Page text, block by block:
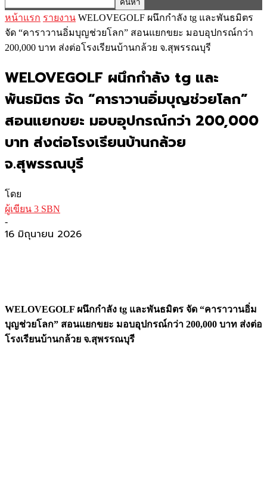
หน้าแรก รายงาน WELOVEGOLF ผนึกกำลัง tg และพันธมิตร
จัด “คาราวานอิ่มบุญช่วยโลก” สอนแยกขยะ มอบอุปกรณ์กว่า
200,000 บาท ส่งต่อโรงเรียนบ้านกล้วย จ.สุพรรณบุรี
WELOVEGOLF ผนึกกำลัง tg และ
พันธมิตร จัด “คาราวานอิ่มบุญช่วยโลก”
สอนแยกขยะ มอบอุปกรณ์กว่า 200,000
บาท ส่งต่อโรงเรียนบ้านกล้วย
จ.สุพรรณบุรี
โดย
ผู้เขียน 3 SBN
-
16 มิถุนายน 2026
WELOVEGOLF ผนึกกำลัง tg และพันธมิตร จัด “คาราวานอิ่ม
บุญช่วยโลก” สอนแยกขยะ มอบอุปกรณ์กว่า 200,000 บาท ส่งต่อ
โรงเรียนบ้านกล้วย จ.สุพรรณบุรี